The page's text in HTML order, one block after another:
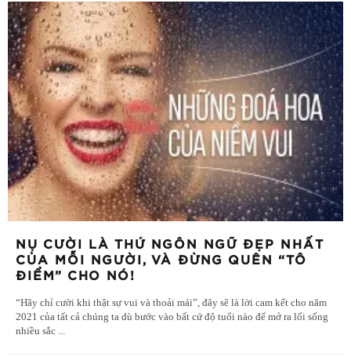
NỤ CƯỜI LÀ THỨ NGÔN NGỮ ĐẸP NHẤT
CỦA MỖI NGƯỜI, VÀ ĐỪNG QUÊN “TÔ
ĐIỂM” CHO NÓ!
“Hãy chỉ cười khi thật sự vui và thoải mái”, đây sẽ là lời cam kết cho năm
2021 của tất cả chúng ta dù bước vào bất cứ độ tuổi nào để mở ra lối sống
nhiều sắc